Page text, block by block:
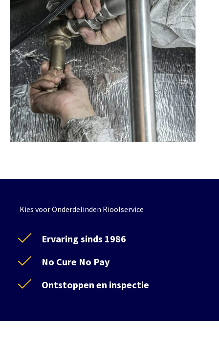
Kies voor Onderdelinden Rioolservice
Ervaring sinds 1986
No Cure No Pay
Ontstoppen en inspectie